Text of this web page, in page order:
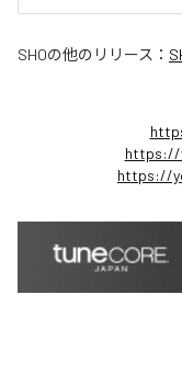
SHOの他のリリース：
https://
https://